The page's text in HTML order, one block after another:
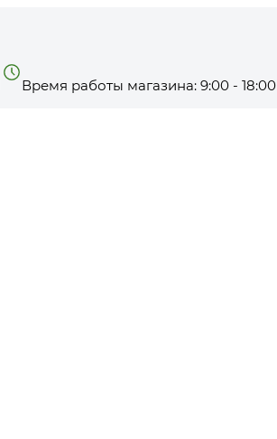
Время работы магазина: 9:00 - 18:00